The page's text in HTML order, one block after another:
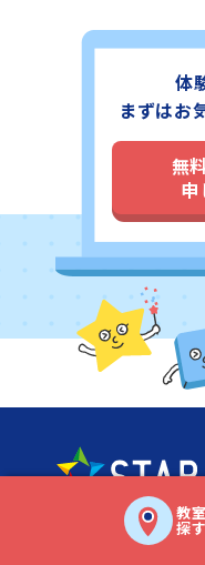
細ページでは、住所
ぜひご覧ください。
お気軽に阪急「北千
体
まずはお
無
申
教
探す
03-